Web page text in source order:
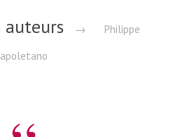
auteurs →
Philippe